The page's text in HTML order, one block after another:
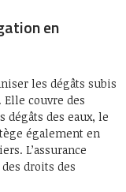
en
les dégâts subis
couvre des
des eaux, le
également en
L’assurance
droits des